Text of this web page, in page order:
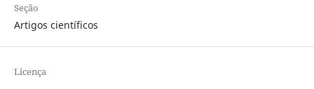
Seção
Artigos científicos
Licença